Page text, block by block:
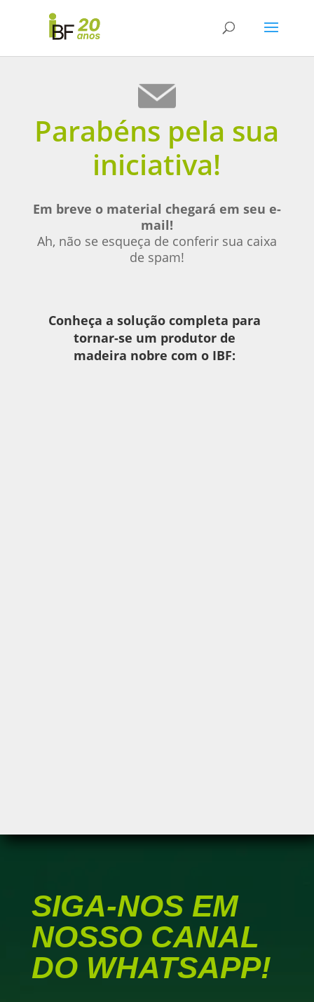
Parabéns pela sua
iniciativa!
Em breve o material chegará em seu e-
mail!
Ah, não se esqueça de conferir sua caixa
de spam!
Conheça a solução completa para
tornar-se um produtor de
madeira nobre com o IBF:
SIGA-NOS EM
NOSSO CANAL
DO WHATSAPP!